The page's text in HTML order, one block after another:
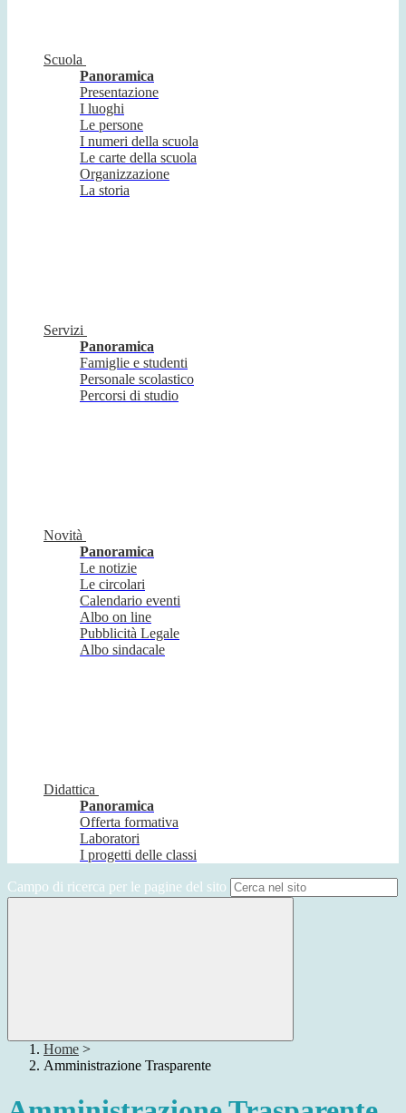
Scuola
Panoramica
Presentazione
I luoghi
Le persone
I numeri della scuola
Le carte della scuola
Organizzazione
La storia
Servizi
Panoramica
Famiglie e studenti
Personale scolastico
Percorsi di studio
Novità
Panoramica
Le notizie
Le circolari
Calendario eventi
Albo on line
Pubblicità Legale
Albo sindacale
Didattica
Panoramica
Offerta formativa
Laboratori
I progetti delle classi
Campo di ricerca per le pagine del sito
Home >
Amministrazione Trasparente